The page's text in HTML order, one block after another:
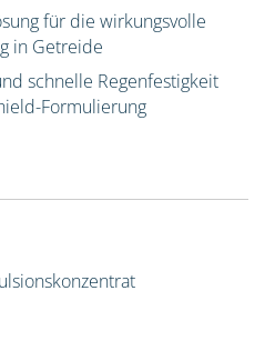
für die wirkungsvolle
in Getreide
schnelle Regenfestigkeit
Formulierung